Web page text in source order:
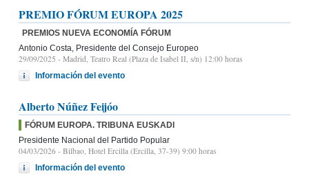
PREMIO FÓRUM EUROPA 2025
PREMIOS NUEVA ECONOMÍA FÓRUM
Antonio Costa, Presidente del Consejo Europeo
29/09/2025 - Madrid, Teatro Real (Plaza de Isabel II, s/n) 12:00 horas
Información del evento
Alberto Núñez Feijóo
FÓRUM EUROPA. TRIBUNA EUSKADI
Presidente Nacional del Partido Popular
04/03/2026 - Bilbao, Hotel Ercilla (Ercilla, 37-39) 9:00 horas
Información del evento